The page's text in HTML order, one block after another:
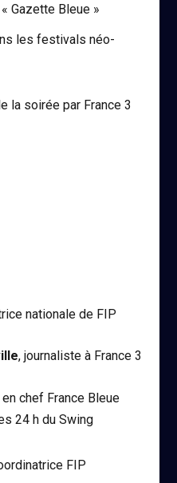
Gazette Bleue »
les festivals néo-
la soirée par France 3
nationale de FIP
, journaliste à France 3
chef France Bleue
24 h du Swing
FIP